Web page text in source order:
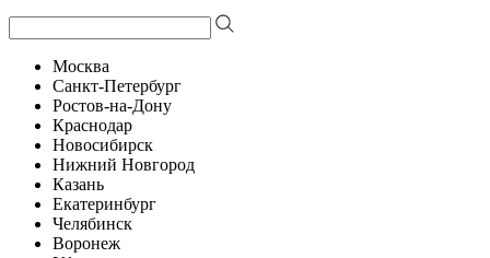
Москва
Санкт-Петербург
Ростов-на-Дону
Краснодар
Новосибирск
Нижний Новгород
Казань
Екатеринбург
Челябинск
Воронеж